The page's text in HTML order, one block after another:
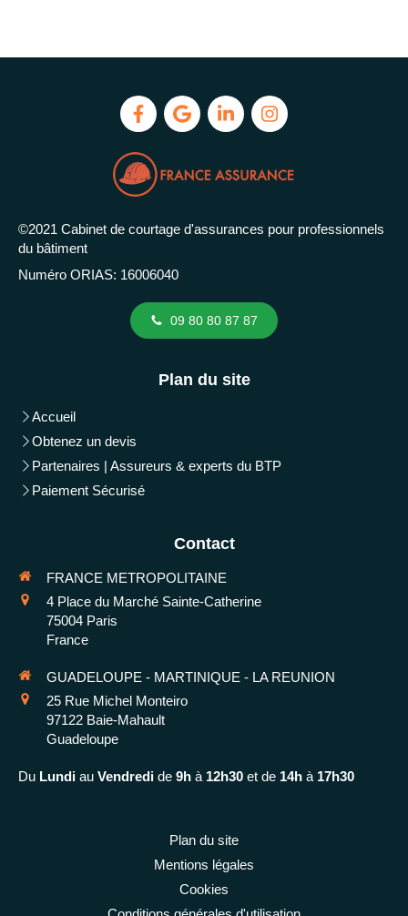
©2021 Cabinet de courtage d'assurances pour professionnels
du bâtiment
Numéro ORIAS: 16006040
09 80 80 87 87
Plan du site
Accueil
Obtenez un devis
Partenaires | Assureurs & experts du BTP
Paiement Sécurisé
Contact
FRANCE METROPOLITAINE
4 Place du Marché Sainte-Catherine
75004 Paris
France
GUADELOUPE - MARTINIQUE - LA REUNION
25 Rue Michel Monteiro
97122 Baie-Mahault
Guadeloupe
Du Lundi au Vendredi de 9h à 12h30 et de 14h à 17h30
Plan du site
Mentions légales
Cookies